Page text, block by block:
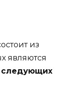
из
являются
следующих